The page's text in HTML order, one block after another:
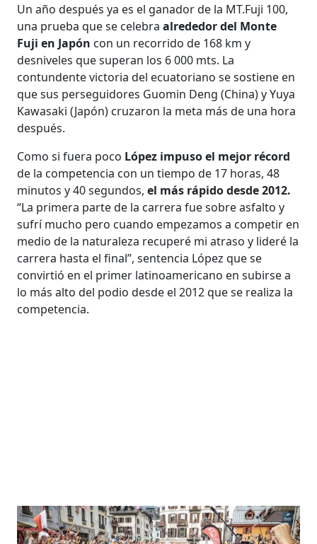
Un año después ya es el ganador de la MT.Fuji 100,
una prueba que se celebraalrededor del Monte
Fuji en Japón con un recorrido de 168 km y
desniveles que superan los 6 000 mts. La
contundente victoria del ecuatoriano se sostiene en
que sus perseguidores Guomin Deng (China) y Yuya
Kawasaki (Japón) cruzaron la meta más de una hora
después.
Como si fuera poco López impuso el mejor récord
de la competencia con un tiempo de 17 horas, 48
minutos y 40 segundos, el más rápido desde 2012.
“La primera parte de la carrera fue sobre asfalto y
sufrí mucho pero cuando empezamos a competir en
medio de la naturaleza recuperé mi atraso y lideré la
carrera hasta el final”, sentencia López que se
convirtió en el primer latinoamericano en subirse a
lo más alto del podio desde el 2012 que se realiza la
competencia.